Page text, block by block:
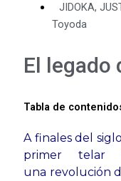
JIDOKA,
Toyoda
El legado
Tabla de
A finales del
primer telar
una revolución